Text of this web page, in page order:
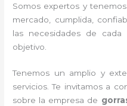
Somos expertos y
mercado, cumplida,
las necesidades de
objetivo.
Tenemos un amplio y
servicios. Te invitamos a
sobre la empresa de